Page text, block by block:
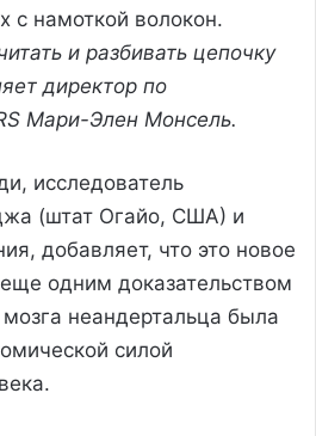
с намоткой волокон.
и разбивать цепочку
директор по
Мари-Элен Монсель.
исследователь
(штат Огайо, США) и
добавляет, что это новое
одним доказательством
неандертальца была
силой